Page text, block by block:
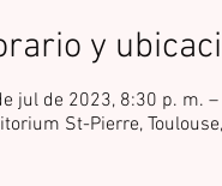
y
jul de 2023, 8:30 p. m.
St-Pierre,